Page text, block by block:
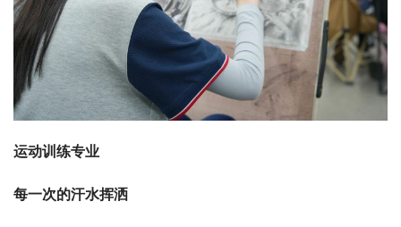
运动训练专业
每一次的汗水挥洒